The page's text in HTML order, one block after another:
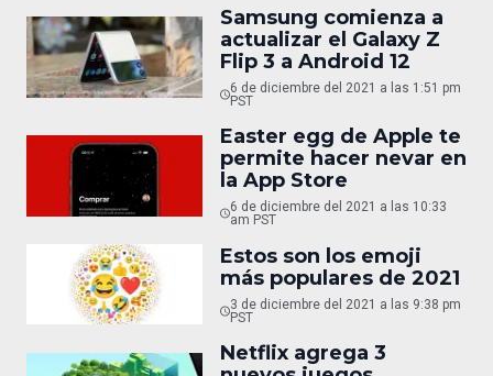
Samsung comienza a
actualizar el Galaxy Z
Flip 3 a Android 12
6 de diciembre del 2021 a las 1:51 pm
PST
Easter egg de Apple te
permite hacer nevar en
la App Store
6 de diciembre del 2021 a las 10:33
am PST
Estos son los emoji
más populares de 2021
3 de diciembre del 2021 a las 9:38 pm
PST
Netflix agrega 3